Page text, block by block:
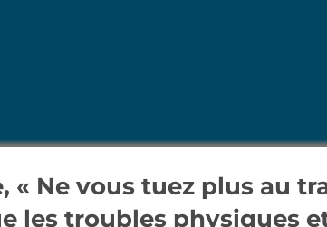
« Ne vous tuez plus au
les troubles physiques